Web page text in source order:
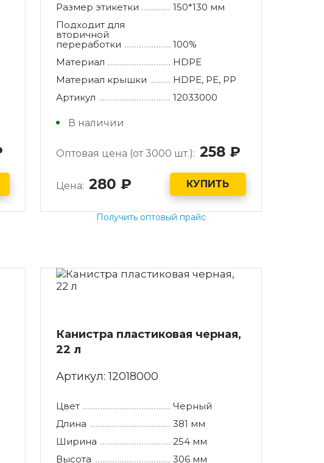
Размер этикетки
150*130 мм
Подходит для
вторичной
переработки
100%
Материал
HDPE
Материал крышки
HDPE, РE, РР
Артикул
12033000
В наличии
Оптовая цена (от 3000 шт.): 258
Цена: 280 КУПИТЬ
Получить оптовый прайс
Канистра пластиковая черная,
22 л
Артикул:12018000
Цвет
Черный
Длина
381 мм
Ширина
254 мм
Высота
306 мм